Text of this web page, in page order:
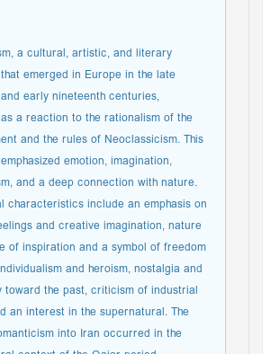
a cultural, artistic, and literary
that emerged in Europe in the late
and early nineteenth centuries,
as a reaction to the rationalism of the
and the rules of Neoclassicism. This
emotion, imagination,
and a deep connection with nature.
characteristics include an emphasis on
and creative imagination, nature
of inspiration and a symbol of freedom
and heroism, nostalgia and
toward the past, criticism of industrial
an interest in the supernatural. The
into Iran occurred in the